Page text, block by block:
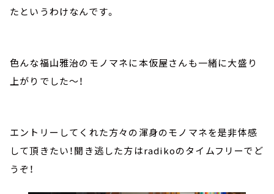
たというわけなんです。
色んな福山雅治のモノマネに本仮屋さんも一緒に大盛り
上がりでした～！
エントリーしてくれた方々の渾身のモノマネを是非体感
して頂きたい！聞き逃した方はradikoのタイムフリーでど
うぞ！